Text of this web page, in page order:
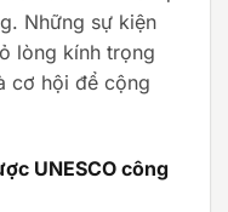
Những sự kiện
lòng kính trọng
cơ hội để cộng
UNESCO công